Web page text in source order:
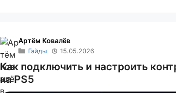
Артём Ковалёв
Гайды 15.05.2026
Как подключить и настроить
на PS5